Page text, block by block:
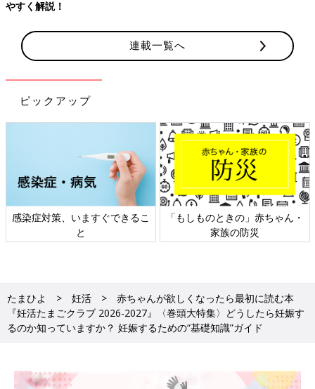
連載一覧へ
ピックアップ
日本外来小児科学会リーフレッ
ト検討会
六星占術 細木かおりさんの人生
相談
たまひよ 妊活
赤ちゃんが欲しくなったら最初に読む本
『妊活たまごクラブ 2026-2027』〈巻頭大特集〉どうしたら妊娠す
るのか知っていますか？ 妊娠するための“基礎知識”ガイド